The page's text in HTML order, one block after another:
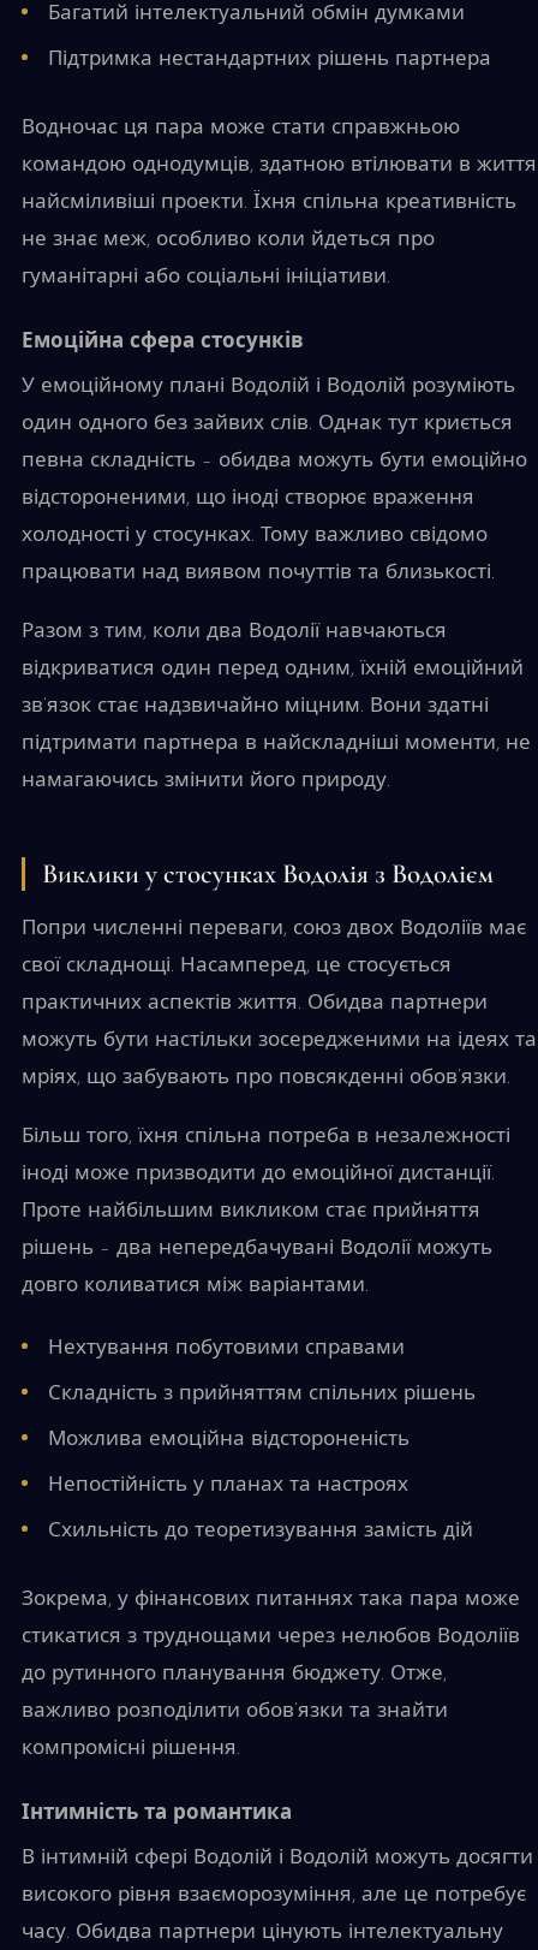
Багатий інтелектуальний обмін думками
Підтримка нестандартних рішень партнера
Водночас ця пара може стати справжньою
командою однодумців, здатною втілювати в життя
найсміливіші проекти. Їхня спільна креативність
не знає меж, особливо коли йдеться про
гуманітарні або соціальні ініціативи.
Емоційна сфера стосунків
У емоційному плані Водолій і Водолій розуміють
один одного без зайвих слів. Однак тут криється
певна складність – обидва можуть бути емоційно
відстороненими, що іноді створює враження
холодності у стосунках. Тому важливо свідомо
працювати над виявом почуттів та близькості.
Разом з тим, коли два Водолії навчаються
відкриватися один перед одним, їхній емоційний
зв’язок стає надзвичайно міцним. Вони здатні
підтримати партнера в найскладніші моменти, не
намагаючись змінити його природу.
Виклики у стосунках Водолія з Водолієм
Попри численні переваги, союз двох Водоліїв має
свої складнощі. Насамперед, це стосується
практичних аспектів життя. Обидва партнери
можуть бути настільки зосередженими на ідеях та
мріях, що забувають про повсякденні обов’язки.
Більш того, їхня спільна потреба в незалежності
іноді може призводити до емоційної дистанції.
Проте найбільшим викликом стає прийняття
рішень – два непередбачувані Водолії можуть
довго коливатися між варіантами.
Нехтування побутовими справами
Складність з прийняттям спільних рішень
Можлива емоційна відстороненість
Непостійність у планах та настроях
Схильність до теоретизування замість дій
Зокрема, у фінансових питаннях така пара може
стикатися з труднощами через нелюбов Водоліїв
до рутинного планування бюджету. Отже,
важливо розподілити обов’язки та знайти
компромісні рішення.
Інтимність та романтика
В інтимній сфері Водолій і Водолій можуть досягти
високого рівня взаєморозуміння, але це потребує
часу. Обидва партнери цінують інтелектуальну